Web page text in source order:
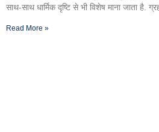
साथ-साथ धार्मिक दृष्टि से भी विशेष माना जाता है.
Read More »